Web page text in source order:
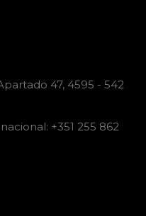
47, 4595 - 542
+351 255 862